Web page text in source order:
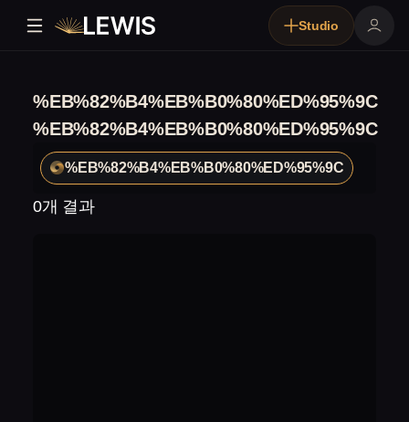
Studio
%EB%82%B4%EB%B0%80%ED%95%9C
%EB%82%B4%EB%B0%80%ED%95%9C
%EB%82%B4%EB%B0%80%ED%95%9C
0개 결과